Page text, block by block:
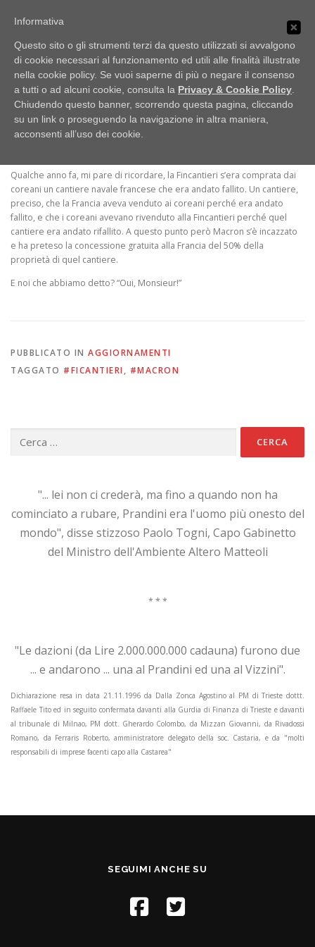
PUBBLICI IMBROGLIONI Menu
HOME LO SCAFFALE NOTIZIE
UFFICIO STAMPA
E NON È TUTTO!
PUBBLICATO IL01/10/2021DIG. AYROLDI
Qualche anno fa, mi pare di ricordare, la Fincantieri s’era comprata dai
coreani un cantiere navale francese che era andato fallito. Un cantiere,
preciso, che la Francia aveva venduto ai coreani perché era andato
fallito, e che i coreani avevano rivenduto alla Fincantieri perché quel
cantiere era andato rifallito. A questo punto però Macron s’è incazzato
e ha preteso la concessione gratuita alla Francia del 50% della
proprietà di quel cantiere.
E noi che abbiamo detto? “Oui, Monsieur!”
PUBBLICATO IN AGGIORNAMENTI
TAGGATO #FICANTIERI, #MACRON
per:
"... lei non ci crederà, ma fino a quando non ha
cominciato a rubare, Prandini era l'uomo più onesto del
mondo", disse stizzoso Paolo Togni, Capo Gabinetto
del Ministro dell'Ambiente Altero Matteoli
* * *
"Le dazioni (da Lire 2.000.000.000 cadauna) furono due
... e andarono ... una al Prandini ed una al Vizzini".
Dichiarazione resa in data 21.11.1996 da Dalla Zonca Agostino al PM di Trieste dottt.
Raffaele Tito ed in seguito confermata davanti alla Gurdia di Finanza di Trieste e davanti
al tribunale di Milnao, PM dott. Gherardo Colombo, da Mizzan Giovanni, da Rivadossi
Romano, da Ferraris Roberto, amministratore delegato della soc. Castaria, e da "molti
responsabili di imprese facenti capo alla Castarea"
SEGUIMI ANCHE SU
Informativa
Questo sito o gli strumenti terzi da questo utilizzati si avvalgono
di cookie necessari al funzionamento ed utili alle finalità illustrate
nella cookie policy. Se vuoi saperne di più o negare il consenso
a tutti o ad alcuni cookie, consulta la Privacy & Cookie Policy
Chiudendo questo banner, scorrendo questa pagina, cliccando
su un link o proseguendo la navigazione in altra maniera,
acconsenti all’uso dei cookie.